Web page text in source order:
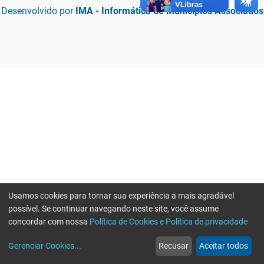
Desenvolvido por IMA - Informática de Municípios Associados
web
Notícias
more_horiz
Mais
Usamos cookies para tornar sua experiência a mais agradável
possível. Se continuar navegando neste site, você assume
concordar com nossa Política de Cookies e Política de privacidade
Gerenciar Cookies... Recusar Aceitar todos
Erro ao enviar informações, por favor tente novamente